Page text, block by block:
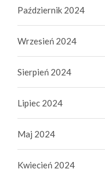
Październik 2024
Wrzesień 2024
Sierpień 2024
Lipiec 2024
Maj 2024
Kwiecień 2024